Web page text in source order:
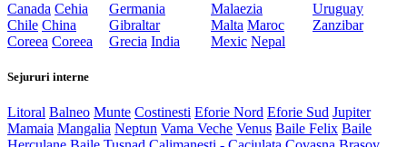
Canada Cehia
Chile China
Coreea Coreea
Germania
Gibraltar
Grecia India
Malaezia
Malta Maroc
Mexic Nepal
Uruguay
Zanzibar
Sejururi interne
Litoral Balneo Munte Costinesti Eforie Nord Eforie Sud Jupiter
Mamaia Mangalia Neptun Vama Veche Venus Baile Felix Baile